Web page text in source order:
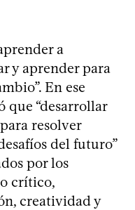
a
y aprender para
En ese
que “desarrollar
resolver
del futuro”
por los
crítico,
creatividad y